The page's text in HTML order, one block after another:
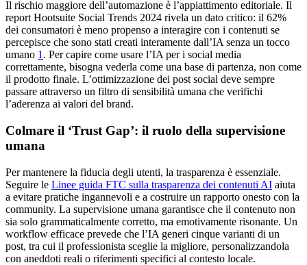
Il rischio maggiore dell’automazione è l’appiattimento editoriale. Il
report Hootsuite Social Trends 2024 rivela un dato critico: il 62%
dei consumatori è meno propenso a interagire con i contenuti se
percepisce che sono stati creati interamente dall’IA senza un tocco
umano 1 . Per capire come usare l’IA per i social media
correttamente, bisogna vederla come una base di partenza, non come
il prodotto finale. L’ottimizzazione dei post social deve sempre
passare attraverso un filtro di sensibilità umana che verifichi
l’aderenza ai valori del brand.
Colmare il ‘Trust Gap’: il ruolo della supervisione
umana
Per mantenere la fiducia degli utenti, la trasparenza è essenziale.
Seguire le Linee guida FTC sulla trasparenza dei contenuti AI aiuta
a evitare pratiche ingannevoli e a costruire un rapporto onesto con la
community. La supervisione umana garantisce che il contenuto non
sia solo grammaticalmente corretto, ma emotivamente risonante. Un
workflow efficace prevede che l’IA generi cinque varianti di un
post, tra cui il professionista sceglie la migliore, personalizzandola
con aneddoti reali o riferimenti specifici al contesto locale.